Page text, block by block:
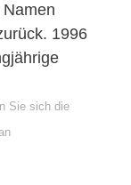
1996
Sie sich die